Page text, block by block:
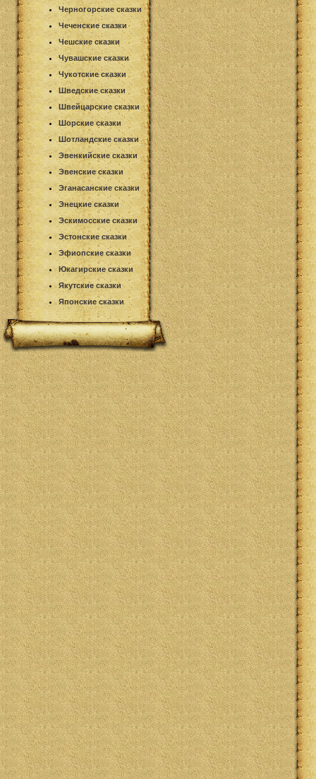
Черногорские сказки
Чеченские сказки
Чешские сказки
Чувашские сказки
Чукотские сказки
Шведские сказки
Швейцарские сказки
Шорские сказки
Шотландские сказки
Эвенкийские сказки
Эвенские сказки
Эганасанские сказки
Энецкие сказки
Эскимосские сказки
Эстонские сказки
Эфиопские сказки
Юкагирские сказки
Якутские сказки
Японские сказки